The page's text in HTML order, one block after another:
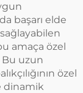
başarı elde
amaça özel
Bu uzun
özel
dinamik